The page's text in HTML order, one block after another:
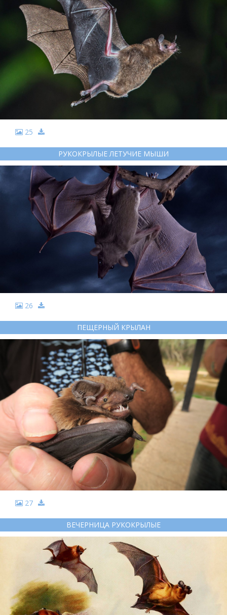
25
РУКОКРЫЛЫЕ ЛЕТУЧИЕ МЫШИ
26
ПЕЩЕРНЫЙ КРЫЛАН
27
ВЕЧЕРНИЦА РУКОКРЫЛЫЕ